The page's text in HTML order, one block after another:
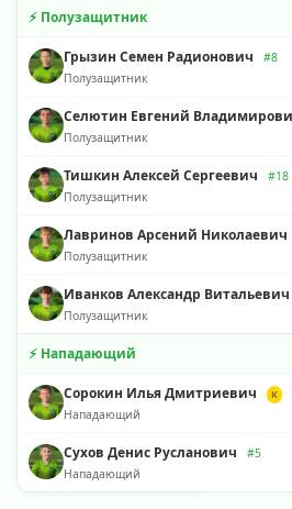
⚡ Полузащитник
Грызин Семен Радионович
#8
Полузащитник
Селютин Евгений
Полузащитник
Тишкин Алексей Сергеевич
#18
Полузащитник
Лавринов Арсений Николаевич
Полузащитник
Иванков Александр Витальевич
Полузащитник
⚡ Нападающий
Сорокин Илья Дмитриевич К
Нападающий
Сухов Денис Русланович
#5
Нападающий